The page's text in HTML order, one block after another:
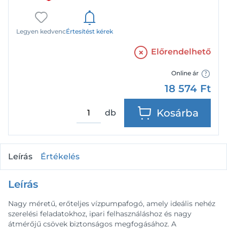
Legyen kedvencÉrtesítést kérek
Előrendelhető
Online ár
18 574 Ft
db Kosárba
Leírás Értékelés
Leírás
Nagy méretű, erőteljes vízpumpafogó, amely ideális nehéz
szerelési feladatokhoz, ipari felhasználáshoz és nagy
átmérőjű csövek biztonságos megfogásához. A